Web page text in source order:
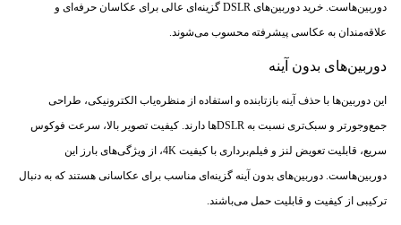
دوربین‌هاست. خرید دوربین‌های DSLR گزینه‌ای عالی برای عکاسان حرفه‌ای و
علاقه‌مندان به عکاسی پیشرفته محسوب می‌شوند.
دوربین‌های بدون آینه
این دوربین‌ها با حذف آینه بازتابنده و استفاده از منظره‌یاب الکترونیکی، طراحی
جمع‌وجورتر و سبک‌تری نسبت به DSLRها دارند. کیفیت تصویر بالا، سرعت فوکوس
سریع، قابلیت تعویض لنز و فیلم‌برداری با کیفیت 4K، از ویژگی‌های بارز این
دوربین‌هاست. دوربین‌های بدون آینه گزینه‌ای مناسب برای عکاسانی هستند که به دنبال
ترکیبی از کیفیت و قابلیت حمل می‌باشند.